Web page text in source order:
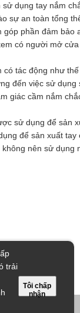
dụng tay nắm
sự an toàn tổng
góp phần đảm
có người mở
có tác động như
đến việc sử
giác cầm nắm
sử dụng để sản
để sản xuất
nên sử
trải
Tôi chấp
nhận